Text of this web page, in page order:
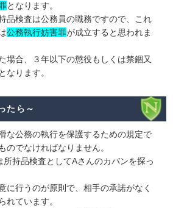
となります。
品検査は公務員の職務ですので、これ
公務執行妨害罪が成立すると思われま
場合、３年以下の懲役もしくは禁錮又
なります。
たら～
な公務の執行を保護するための規定で
のでなければなりません。
持品検査としてAさんのカバンを探っ
に行うのが原則で、相手の承諾がなく
れています。